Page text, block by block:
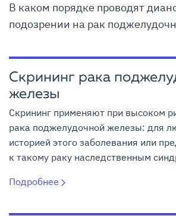
В каком порядке проводят
подозрении на рак
Скрининг рака
железы
Cкрининг применяют при высоком
рака поджелудочной железы: для
историей этого заболевания или
к такому раку наследственным
Подробнее